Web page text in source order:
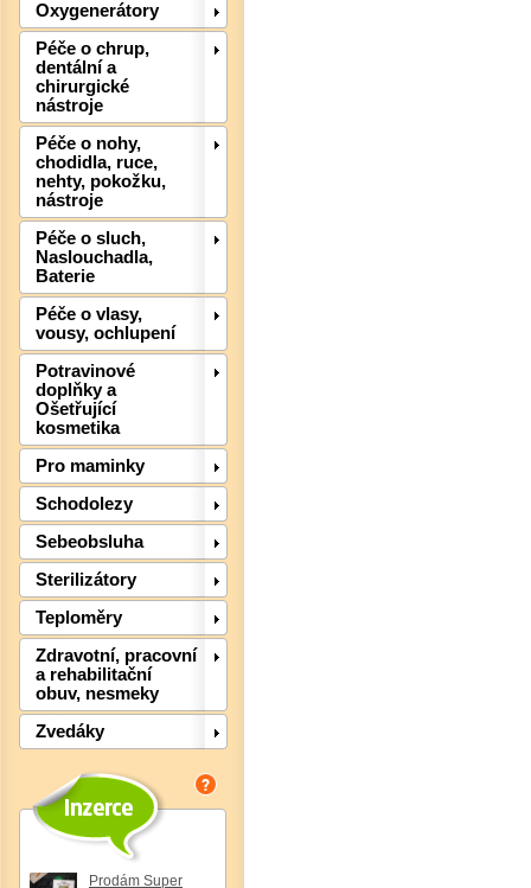
Oxygenerátory
Péče o chrup,
dentální a
chirurgické
nástroje
Péče o nohy,
chodidla, ruce,
nehty, pokožku,
nástroje
Péče o sluch,
Naslouchadla,
Baterie
Péče o vlasy,
vousy, ochlupení
Potravinové
doplňky a
Ošetřující
kosmetika
Pro maminky
Schodolezy
Sebeobsluha
Sterilizátory
Teploměry
Zdravotní, pracovní
a rehabilitační
obuv, nesmeky
Zvedáky
Prodám Super